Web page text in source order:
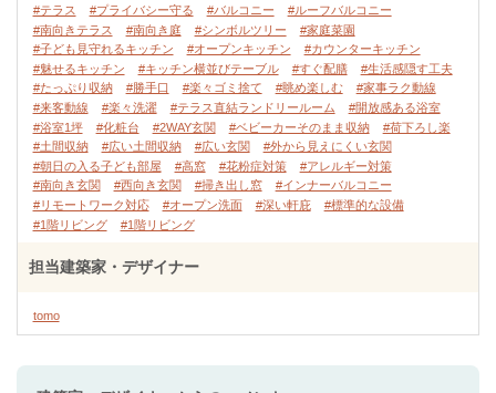
#テラス
#プライバシー守る #バルコニー
#ルーフバルコニー
#南向きテラス
#南向き庭 #シンボルツリー
#家庭菜園
#子ども見守れるキッチン
#オープンキッチン
#カウンターキッチン
#魅せるキッチン
#キッチン横並びテーブル #すぐ配膳
#生活感隠す工夫
#たっぷり収納
#勝手口 #楽々ゴミ捨て #眺め楽しむ
#家事ラク動線
#来客動線
#楽々洗濯 #テラス直結ランドリールーム
#開放感ある浴室
#浴室1坪
#化粧台 #2WAY玄関 #ベビーカーそのまま収納
#荷下ろし楽
#土間収納
#広い土間収納 #広い玄関
#外から見えにくい玄関
#朝日の入る子ども部屋
#高窓 #花粉症対策
#アレルギー対策
#南向き玄関
#西向き玄関 #掃き出し窓
#インナーバルコニー
#リモートワーク対応
#オープン洗面 #深い軒庇
#標準的な設備
#1階リビング
#1階リビング
担当建築家・デザイナー
tomo